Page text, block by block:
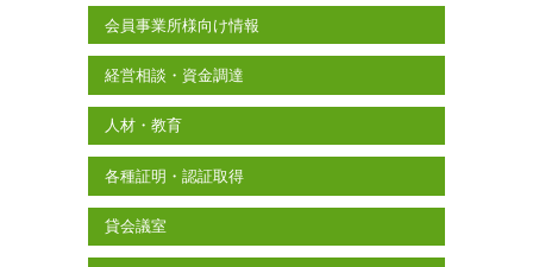
会員事業所様向け情報
経営相談・資金調達
人材・教育
各種証明・認証取得
貸会議室